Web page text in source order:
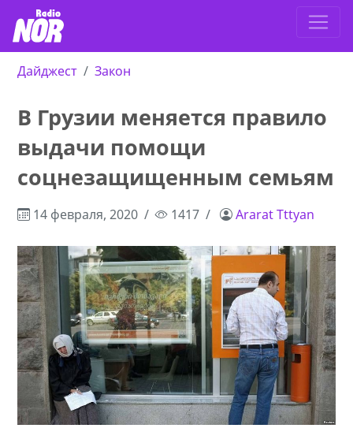
Дайджест Закон
В Грузии меняется правило
выдачи помощи
соцнезащищенным семьям
14 февраля, 2020 1417 Ararat Tttyan